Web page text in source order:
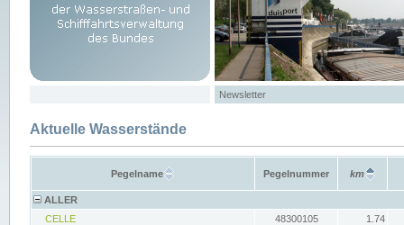
Newsletter
Aktuelle Wasserstände
Pegelname Pegelnummer km
ALLER
CELLE
48300105
1.74